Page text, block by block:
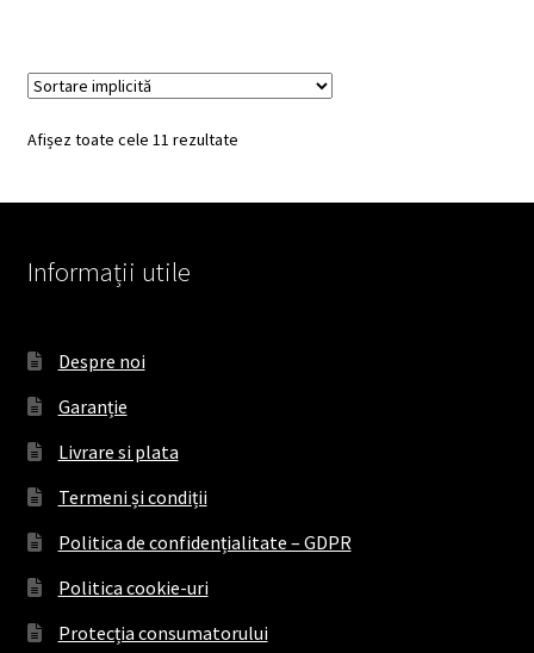
Afișez toate cele 11 rezultate
Informații utile
Despre noi
Garanție
Livrare si plata
Termeni și condiții
Politica de confidențialitate – GDPR
Politica cookie-uri
Protecția consumatorului